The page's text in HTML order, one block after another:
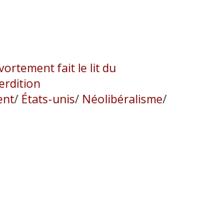
fait le lit du
/ États-unis/ Néolibéralisme/